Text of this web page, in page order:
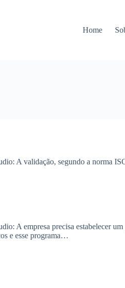
Home
A validação, segundo a norma
A empresa precisa estabelecer
e esse programa…